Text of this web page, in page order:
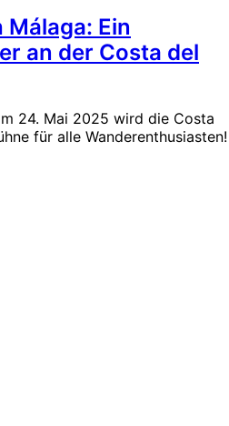
Ein
an der Costa del
24. Mai 2025 wird die Costa
für alle Wanderenthusiasten!